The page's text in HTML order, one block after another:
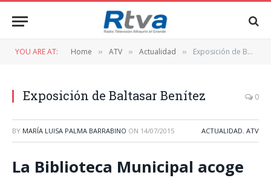
YOU ARE AT: Home » ATV » Actualidad » Exposición de Baltasar Benítez
Exposición de Baltasar Benítez 0
BY MARÍA LUISA PALMA BARRABINO ON 14/07/2015 ACTUALIDAD, ATV
La Biblioteca Municipal acoge